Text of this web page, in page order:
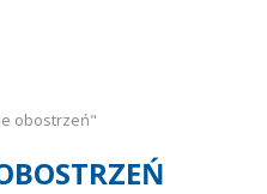
obostrzeń"